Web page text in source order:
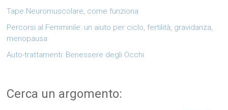
Tape Neuromuscolare, come funziona
Percorsi al Femminile: un aiuto per ciclo, fertilità, gravidanza,
menopausa
Auto-trattamenti: Benessere degli Occhi
Cerca un argomento: